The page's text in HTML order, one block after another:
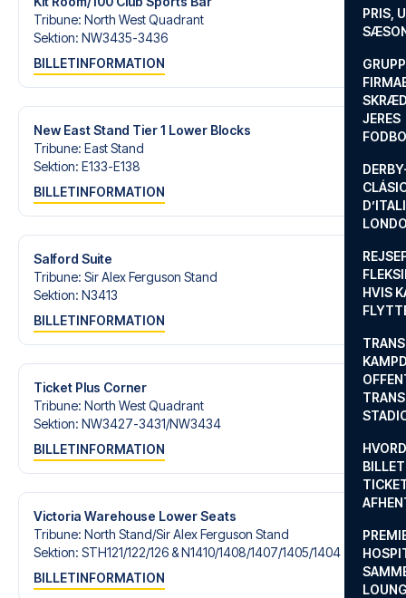
PRIS,
JERES
HVIS
drøm om en fodboldtur.
Tribune: North West Quadrant
Sektion: NW3435-3436
BILLETINFORMATION
New East Stand Tier 1 Lower Blocks
Tribune: East Stand
Sektion: E133-E138
BILLETINFORMATION
Salford Suite
Tribune: Sir Alex Ferguson Stand
Sektion: N3413
BILLETINFORMATION
Ticket Plus Corner
Tribune: North West Quadrant
Sektion: NW3427-3431/​NW3434
BILLETINFORMATION
Victoria Warehouse Lower Seats
Tribune: North Stand/​Sir Alex Ferguson Stand
Sektion: STH121/​122/​126 & N1410/​1408/​1407/​1405/​1404
BILLETINFORMATION